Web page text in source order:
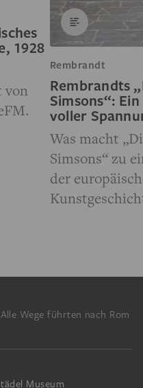
1928
von
Rembrandt
Rembrandts
Simsons“:
voller
Was macht
Simsons“ zu
der
Alle Wege führten nach Rom
Museum